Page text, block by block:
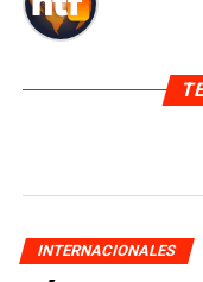
INTERNACIONALES